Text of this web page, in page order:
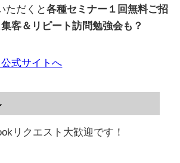
ただくと各種セミナー１回無料ご招
集客＆リピート訪問勉強会も？
式サイトへ
リクエスト大歓迎です！